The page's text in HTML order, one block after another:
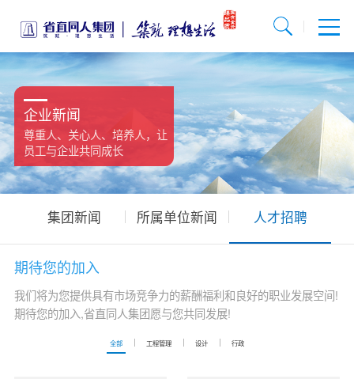
企业新闻
尊重人、关心人、培养人，让
员工与企业共同成长
集团新闻 所属单位新闻 人才招聘
期待您的加入
我们将为您提供具有市场竞争力的薪酬福利和良好的职业发展空间!
期待您的加入,省直同人集团愿与您共同发展!
全部 工程管理 设计 行政